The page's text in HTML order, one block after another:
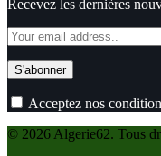
Recevez les dernières
Acceptez nos
© 2026 Algerie62. Tous